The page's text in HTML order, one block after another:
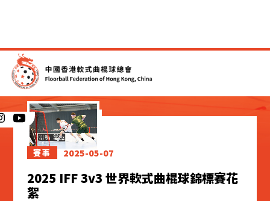
新聞
賽事 2025-05-07
2025 IFF 3v3 世界軟式曲棍球錦標賽花
絮